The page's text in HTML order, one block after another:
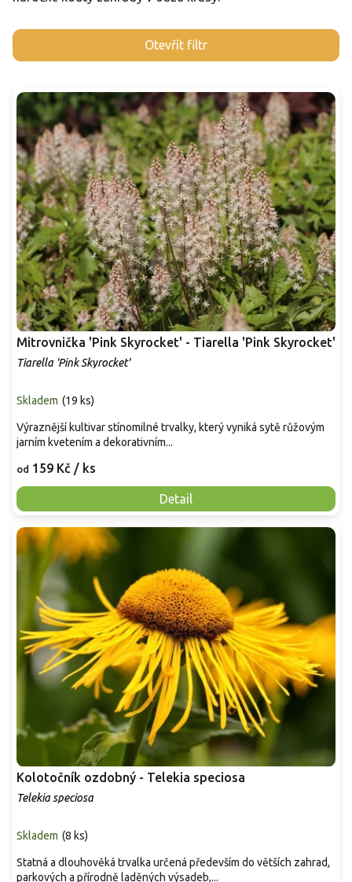
Otevřít filtr
V
ý
s
p
r
o
d
u
k
t
ů
Mitrovnička 'Pink Skyrocket' - Tiarella 'Pink Skyrocket'
Tiarella 'Pink Skyrocket'
Skladem (19 ks)
od 159 Kč / ks
Detail
Výraznější kultivar stínomilné trvalky, který vyniká sytě růžovým
jarním kvetením a dekorativním...
Kolotočník ozdobný - Telekia speciosa
Telekia speciosa
Skladem (8 ks)
Statná a dlouhověká trvalka určená především do větších zahrad,
parkových a přírodně laděných výsadeb,...